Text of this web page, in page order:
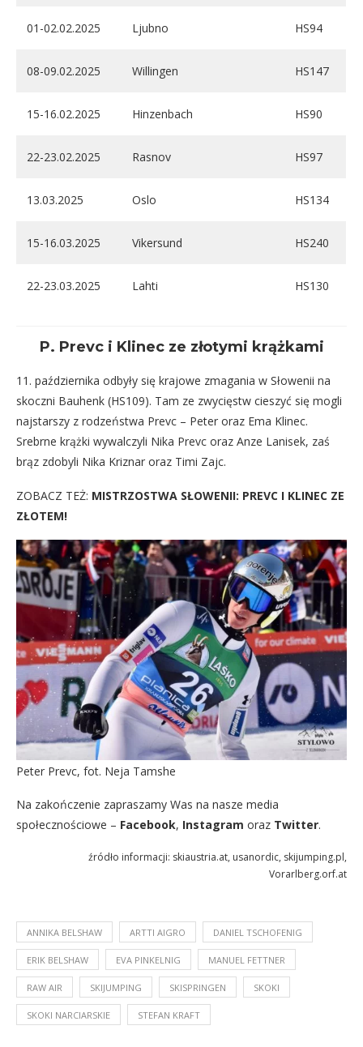
01-02.02.2025 Ljubno HS94
08-09.02.2025 Willingen HS147
15-16.02.2025 Hinzenbach HS90
22-23.02.2025 Rasnov HS97
13.03.2025 Oslo HS134
15-16.03.2025 Vikersund HS240
22-23.03.2025 Lahti HS130
P. Prevc i Klinec ze złotymi krążkami
11. października odbyły się krajowe zmagania w Słowenii na
skoczni Bauhenk (HS109). Tam ze zwycięstw cieszyć się mogli
najstarszy z rodzeństwa Prevc – Peter oraz Ema Klinec.
Srebrne krążki wywalczyli Nika Prevc oraz Anze Lanisek, zaś
brąz zdobyli Nika Kriznar oraz Timi Zajc.
ZOBACZ TEŻ: MISTRZOSTWA SŁOWENII: PREVC I KLINEC ZE
ZŁOTEM!
Peter Prevc, fot. Neja Tamshe
Na zakończenie zapraszamy Was na nasze media
społecznościowe – Facebook, Instagram oraz Twitter.
źródło informacji: skiaustria.at, usanordic, skijumping.pl,
Vorarlberg.orf.at
ANNIKA BELSHAW ARTTI AIGRO DANIEL TSCHOFENIG
ERIK BELSHAW EVA PINKELNIG MANUEL FETTNER
RAW AIR SKIJUMPING SKISPRINGEN SKOKI
SKOKI NARCIARSKIE STEFAN KRAFT